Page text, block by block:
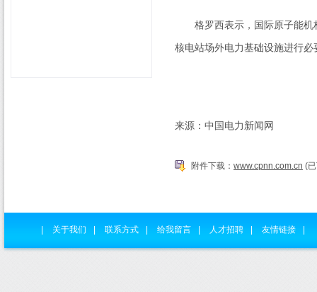
格罗西表示，国际原子能机
核电站场外电力基础设施进行必
来源：中国电力新闻网
附件下载： www.cpnn.com.cn (
关于我们 联系方式 给我留言 人才招聘 友情链接